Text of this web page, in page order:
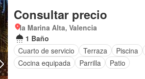
Consultar precio
la Marina Alta, Valencia
1 Baño
Cuarto de servicio
Terraza Piscina
Cocina equipada
Parrilla Patio